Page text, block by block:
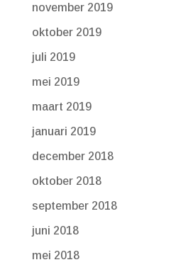
november 2019
oktober 2019
juli 2019
mei 2019
maart 2019
januari 2019
december 2018
oktober 2018
september 2018
juni 2018
mei 2018